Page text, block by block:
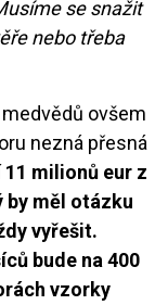
se snažit
nebo třeba
ovšem
nezná přesná
milionů eur z
měl otázku
vyřešit.
bude na 400
vzorky